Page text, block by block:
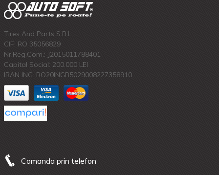
Tires And Parts S.R.L.
CIF: RO 35056829
Nr.Reg.Com.: J2015011788401
Capital Social: 200.000 LEI
IBAN ING: RO20INGB5029008227358910
Comanda prin telefon